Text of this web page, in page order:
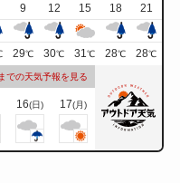
9 12 15 18
21
29℃ 30℃ 31℃ 28℃ 28℃
での天気予報を見る
16(日) 17(月)